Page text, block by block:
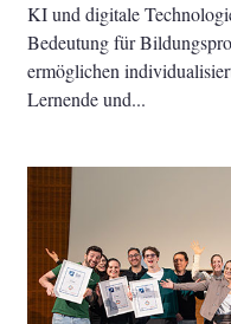
KI und digitale
Bedeutung für
ermöglichen
Lernende und